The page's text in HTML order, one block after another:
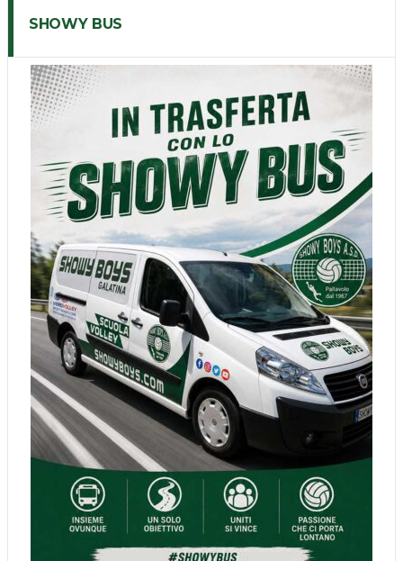
SHOWY BUS